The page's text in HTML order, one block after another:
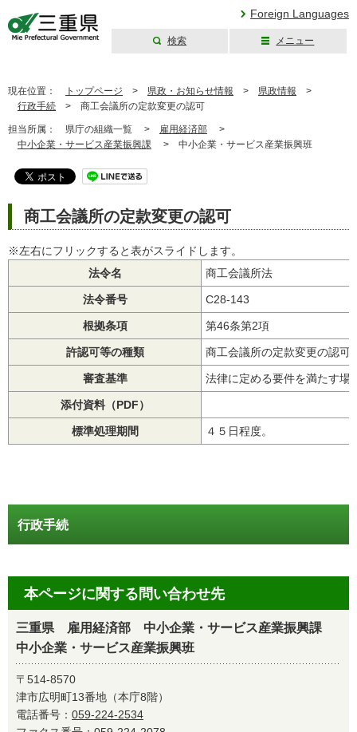
Foreign Languages
検索 メニュー
現在位置： トップページ > 県政・お知らせ情報 > 県政情報 >
行政手続 > 商工会議所の定款変更の認可
担当所属： 県庁の組織一覧 > 雇用経済部 >
中小企業・サービス産業振興課 > 中小企業・サービス産業振興班
商工会議所の定款変更の認可
※左右にフリックすると表がスライドします。
法令名
商工会議所法
法令番号 C28-143
根拠条項 第46条第2項
許認可等の種類 商工会議所の定款変更の認可
審査基準 法律に定める要件を満たす場
添付資料（PDF）
標準処理期間 ４５日程度。
行政手続
本ページに関する問い合わせ先
三重県 雇用経済部 中小企業・サービス産業振興課
中小企業・サービス産業振興班
〒514-8570
津市広明町13番地（本庁8階）
電話番号： 059-224-2534